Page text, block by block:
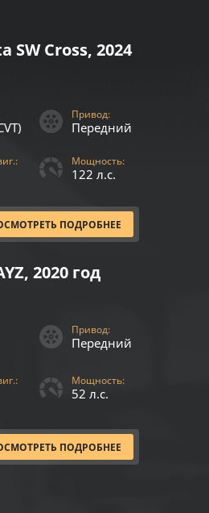
SW Cross, 2024
Привод:
Передний
Мощность:
122 л.с.
ПОДРОБНЕЕ
2020 год
Привод:
Передний
Мощность:
52 л.с.
ПОДРОБНЕЕ